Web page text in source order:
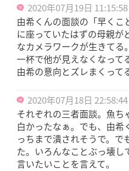
2020年07月19日 11:15:58
由希くんの面談の「早く
に座っていたはずの母親が
なカメラワークが生きてる
一杯で他が見えなくなって
由希の意向とズレまくって
2020年07月18日 22:58:44
それぞれの三者面談。魚ち
白かったなぁ。でも、由
っちまで潰されそうで。で
た。いろんなことぶっ壊し
言いたいことを言えて。